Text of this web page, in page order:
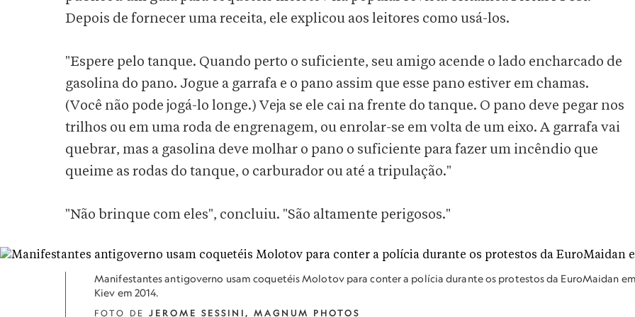
Depois de fornecer uma receita, ele explicou aos leitores como usá-los.
"Espere pelo tanque. Quando perto o suficiente, seu amigo acende o lado encharcado de
gasolina do pano. Jogue a garrafa e o pano assim que esse pano estiver em chamas.
(Você não pode jogá-lo longe.) Veja se ele cai na frente do tanque. O pano deve pegar nos
trilhos ou em uma roda de engrenagem, ou enrolar-se em volta de um eixo. A garrafa vai
quebrar, mas a gasolina deve molhar o pano o suficiente para fazer um incêndio que
queime as rodas do tanque, o carburador ou até a tripulação."
"Não brinque com eles", concluiu. "São altamente perigosos."
Manifestantes antigoverno usam coquetéis Molotov para conter a polícia durante os protestos da EuroMaidan
Kiev em 2014.
FOTO DE JEROME SESSINI, MAGNUM PHOTOS